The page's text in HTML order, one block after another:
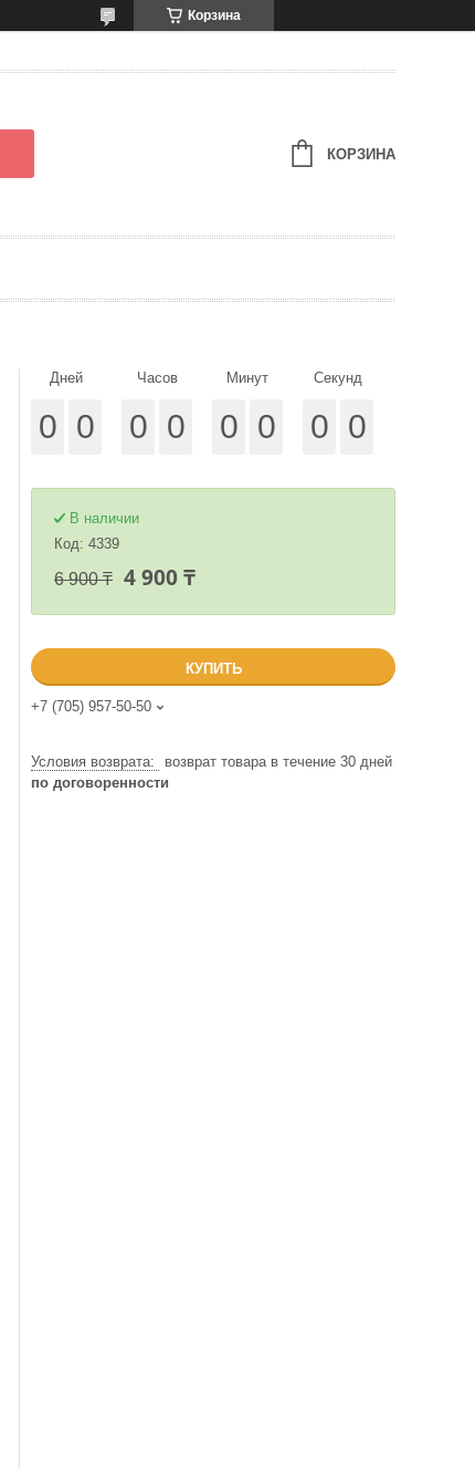
Корзина
КОРЗИНА
Дней
0 0
Часов
0 0
Минут
0 0
Секунд
0 0
В наличии
Код: 4339
6 900 ₸ 4 900 ₸
КУПИТЬ
+7 (705) 957-50-50
возврат товара в течение 30 дней
по договоренности